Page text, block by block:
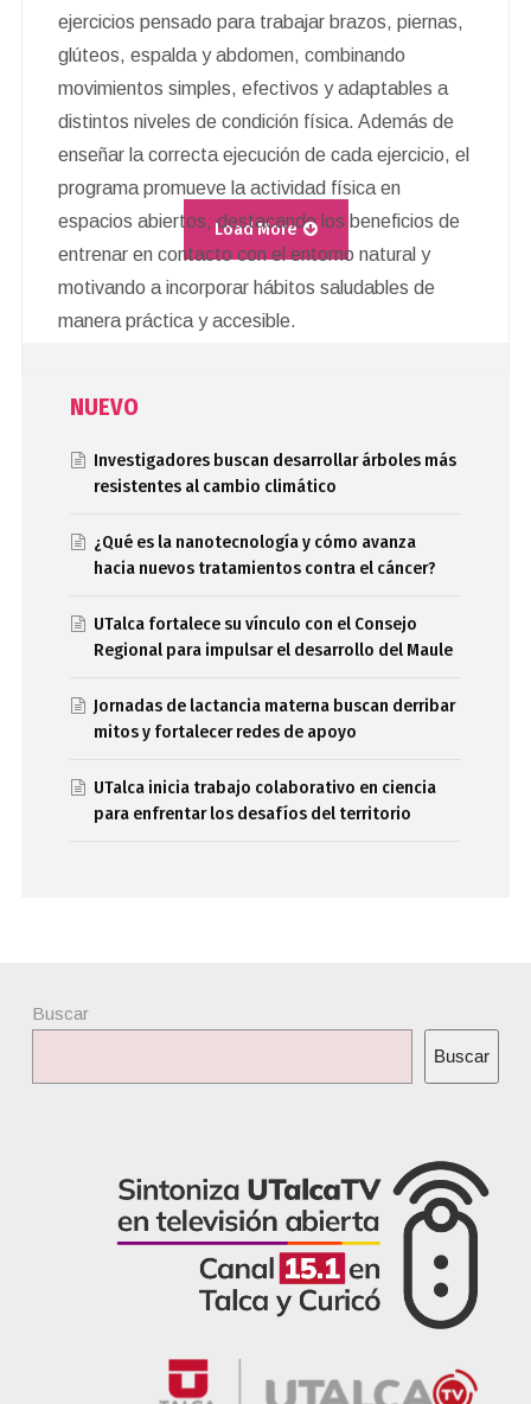
ejercicios pensado para trabajar brazos, piernas,
glúteos, espalda y abdomen, combinando
movimientos simples, efectivos y adaptables a
distintos niveles de condición física. Además de
enseñar la correcta ejecución de cada ejercicio, el
programa promueve la actividad física en
espacios abiertos, destacando los beneficios de
entrenar en contacto con el entorno natural y
motivando a incorporar hábitos saludables de
manera práctica y accesible.
Load More
NUEVO
Investigadores buscan desarrollar árboles más
resistentes al cambio climático
¿Qué es la nanotecnología y cómo avanza
hacia nuevos tratamientos contra el cáncer?
UTalca fortalece su vínculo con el Consejo
Regional para impulsar el desarrollo del Maule
Jornadas de lactancia materna buscan derribar
mitos y fortalecer redes de apoyo
UTalca inicia trabajo colaborativo en ciencia
para enfrentar los desafíos del territorio
Buscar
Buscar